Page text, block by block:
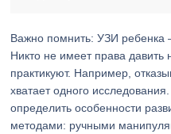
Важно помнить: УЗИ ребенка
Никто не имеет права давить
практикуют. Например,
хватает одного
определить особенности
методами: ручными